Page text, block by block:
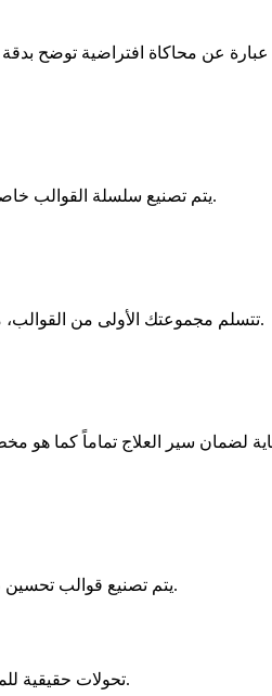
عن محاكاة افتراضية توضح بدقة
يتم تصنيع سلسلة القوالب خاصة بك بالكامل بدقة متناهية باستخدام مواد (إنفيسلاين) الخاصة، لضمان أقصى درجات الراحة وفعالية تحريك الأسنان.
تتسلم مجموعتك الأولى من القوالب، مع شرح دقيق لكيفية استخدامها والعناية بها. قد يتم إضافة ملحقات للمساعدة في تسليط قوى أكثر دقة عند الحاجة.
أسنانك بعناية لضمان سير العلاج
يتم تصنيع قوالب تحسين طفيفة في نهاية العلاج لإتقان النتيجة النهائية، وهي مصممة خصيصاً للحفاظ على وضعية أسنانك الجديدة مدى الحياة.
تحولات حقيقية للمرضى تُبرز الجودة والدقة والعناية الكامنة وراء علاجات الأسنان لدينا. النتائج مخصصة لاحتياجات كل مريض وأهدافه.